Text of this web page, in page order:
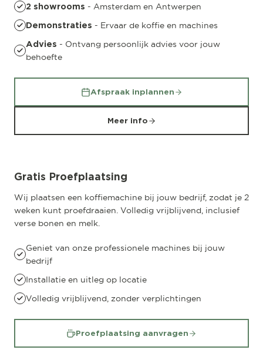
2 showrooms - Amsterdam en Antwerpen
Demonstraties - Ervaar de koffie en machines
Advies - Ontvang persoonlijk advies voor jouw
behoefte
Afspraak inplannen
Meer info
Gratis Proefplaatsing
Wij plaatsen een koffiemachine bij jouw bedrijf, zodat je 2
weken kunt proefdraaien. Volledig vrijblijvend, inclusief
verse bonen en melk.
Geniet van onze professionele machines bij jouw
bedrijf
Installatie en uitleg op locatie
Volledig vrijblijvend, zonder verplichtingen
Proefplaatsing aanvragen